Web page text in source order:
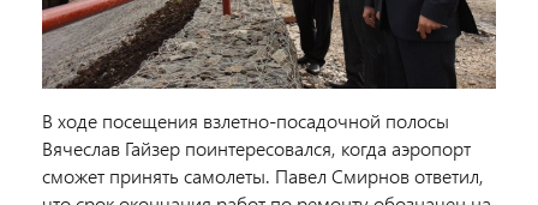
В ходе посещения взлетно-посадочной полосы
Вячеслав Гайзер поинтересовался, когда аэропорт
сможет принять самолеты. Павел Смирнов ответил,